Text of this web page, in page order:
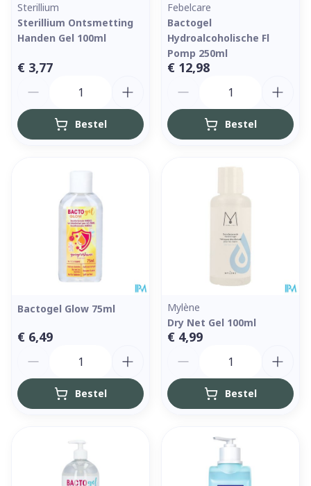
Sterillium
Sterillium Ontsmetting
Handen Gel 100ml
€ 3,77
Bestel
Febelcare
Bactogel
Hydroalcoholische Fl
Pomp 250ml
€ 12,98
Bestel
Bactogel Glow 75ml
€ 6,49
Bestel
Mylène
Dry Net Gel 100ml
€ 4,99
Bestel